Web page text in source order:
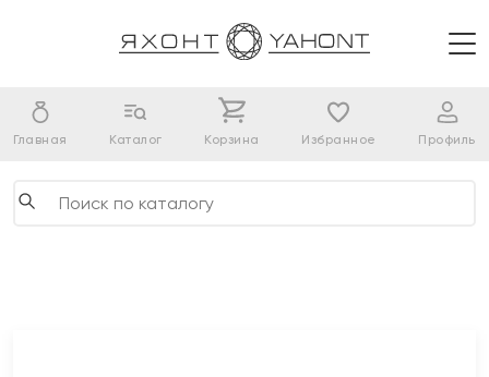
Главная Каталог Корзина Избранное Профиль